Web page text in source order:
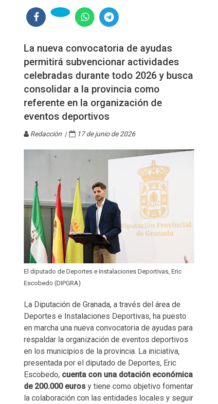
La nueva convocatoria de ayudas
permitirá subvencionar actividades
celebradas durante todo 2026 y busca
consolidar a la provincia como
referente en la organización de
eventos deportivos
Redacción | 17 de junio de 2026
El diputado de Deportes e Instalaciones Deportivas, Eric
Escobedo (DIPGRA)
La Diputación de Granada, a través del área de
Deportes e Instalaciones Deportivas, ha puesto
en marcha una nueva convocatoria de ayudas para
respaldar la organización de eventos deportivos
en los municipios de la provincia. La iniciativa,
presentada por el diputado de Deportes, Eric
Escobedo, cuenta con una dotación económica
de 200.000 euros y tiene como objetivo fomentar
la colaboración con las entidades locales y seguir